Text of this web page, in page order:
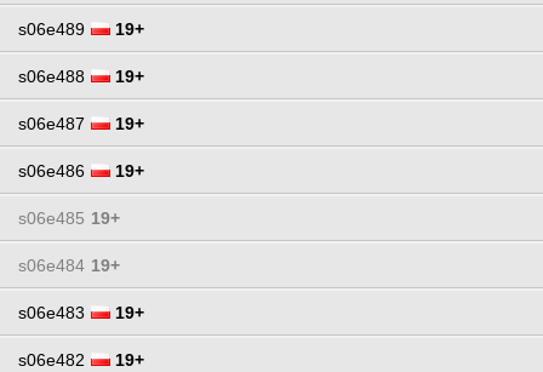
s06e489 19+
s06e488 19+
s06e487 19+
s06e486 19+
s06e485 19+
s06e484 19+
s06e483 19+
s06e482 19+